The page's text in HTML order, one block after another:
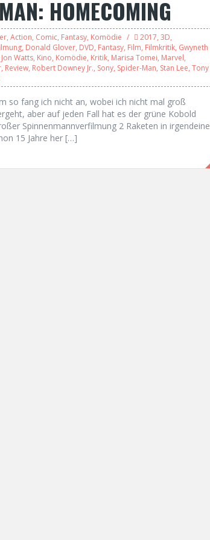
HOMECOMING
, Action, Comic, Fantasy, Komödie 2017, 3D,
, Donald Glover, DVD, Fantasy, Film, Filmkritik, Gwyneth
Jon Watts, Kino, Komödie, Kritik, Marisa Tomei, Marvel,
, Review, Robert Downey Jr., Sony, Spider-Man, Stan Lee, Tony
so fang ich nicht an, wobei ich nicht mal groß
aber auf jeden Fall hat es der grüne Kobold
Spinnenmannverfilmung 2 Raketen in irgendeine
15 Jahre her […]